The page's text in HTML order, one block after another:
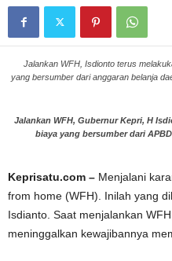
Jalankan WFH, Isdionto terus
yang bersumber dari anggaran belanja
Jalankan WFH, Gubernur Kepri, H
biaya yang bersumber dari
Keprisatu.com – Menjalani
from home (WFH). Inilah yang
Isdianto. Saat menjalankan
meninggalkan kewajibannya